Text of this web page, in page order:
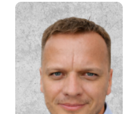
Ireneusz Miszczenko